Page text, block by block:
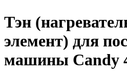
Тэн
элемент) для
машины Candy